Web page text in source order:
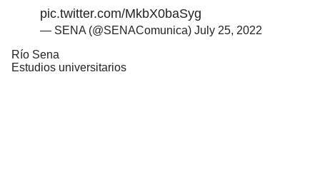
pic.twitter.com/MkbX0baSyg
— SENA (@SENAComunica) July 25, 2022
Río Sena
Estudios universitarios